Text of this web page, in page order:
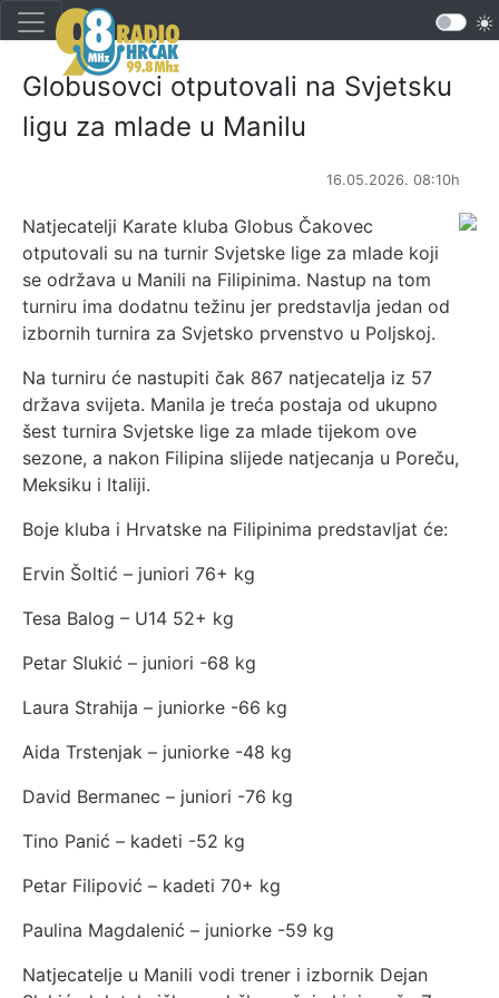
Globusovci otputovali na Svjetsku
ligu za mlade u Manilu
16.05.2026. 08:10h
Natjecatelji Karate kluba Globus Čakovec
otputovali su na turnir Svjetske lige za mlade koji
se održava u Manili na Filipinima. Nastup na tom
turniru ima dodatnu težinu jer predstavlja jedan od
izbornih turnira za Svjetsko prvenstvo u Poljskoj.
Na turniru će nastupiti čak 867 natjecatelja iz 57
država svijeta. Manila je treća postaja od ukupno
šest turnira Svjetske lige za mlade tijekom ove
sezone, a nakon Filipina slijede natjecanja u Poreču,
Meksiku i Italiji.
Boje kluba i Hrvatske na Filipinima predstavljat će:
Ervin Šoltić – juniori 76+ kg
Tesa Balog – U14 52+ kg
Petar Slukić – juniori -68 kg
Laura Strahija – juniorke -66 kg
Aida Trstenjak – juniorke -48 kg
David Bermanec – juniori -76 kg
Tino Panić – kadeti -52 kg
Petar Filipović – kadeti 70+ kg
Paulina Magdalenić – juniorke -59 kg
Natjecatelje u Manili vodi trener i izbornik Dejan